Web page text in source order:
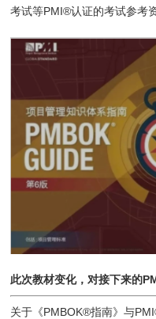
考试等PMI®认证的考试参考
此次教材变化，对接下来的
关于《PMBOK®指南》与